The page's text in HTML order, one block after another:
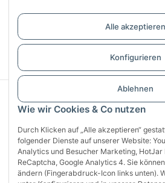
Wie wir Cookies & Co nutzen
Durch Klicken auf „Alle akzeptieren“
folgender Dienste auf unserer Website:
Analytics und Besucher Marketing, HotJar
ReCaptcha, Google Analytics 4. Sie
ändern (Fingerabdruck-Icon links unten).
Alle akzeptieren
Konfigurieren
Ablehnen
Bewertungen
Vertrag widerrufen